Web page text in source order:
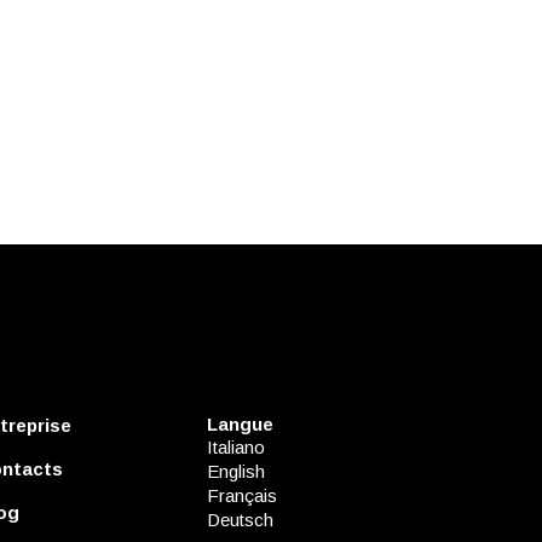
Langue
Italiano
English
Français
Deutsch